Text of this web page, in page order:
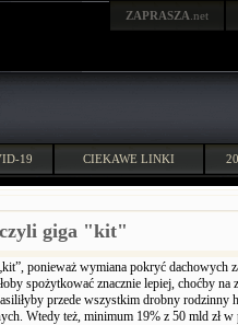
ZAPRASZA .net
19 CIEKAWE LINKI
giga "kit"
ponieważ wymiana pokryć dachowych
spożytkować znacznie lepiej, choćby
przede wszystkim drobny
Wtedy też, minimum 19% z 50 mld zł